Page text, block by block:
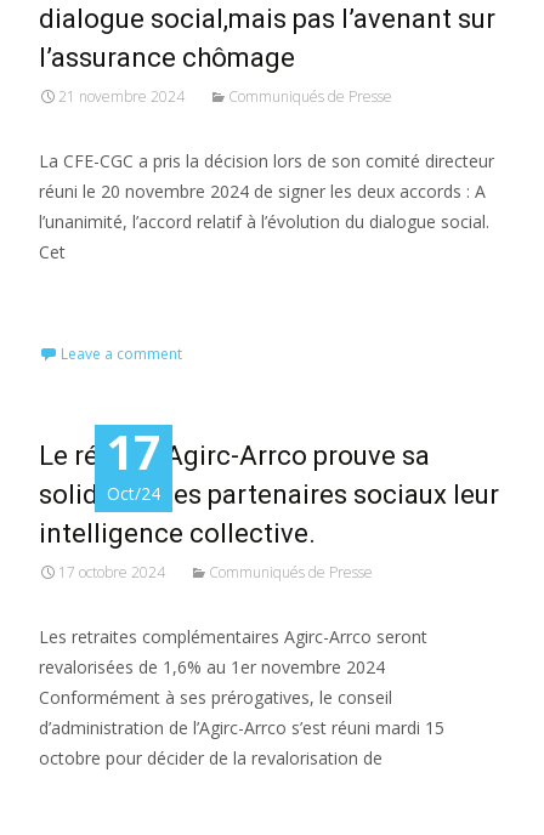
dialogue social,mais pas l’avenant sur
l’assurance chômage
21 novembre 2024 Communiqués de Presse
La CFE-CGC a pris la décision lors de son comité directeur
réuni le 20 novembre 2024 de signer les deux accords : A
l’unanimité, l’accord relatif à l’évolution du dialogue social.
Cet
Leave a comment
17
Oct/24
Le régime Agirc-Arrco prouve sa
solidité et les partenaires sociaux leur
intelligence collective.
17 octobre 2024 Communiqués de Presse
Les retraites complémentaires Agirc-Arrco seront
revalorisées de 1,6% au 1er novembre 2024
Conformément à ses prérogatives, le conseil
d’administration de l’Agirc-Arrco s’est réuni mardi 15
octobre pour décider de la revalorisation de